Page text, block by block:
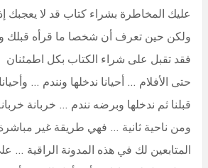
عليك المخاطرة بشراء كتاب قد لا يعجبك
ولكن حين تعرف أن شخصا ما قرأه قبلك
فقد تقبل على شراء الكتاب بكل اطمئنان
حتى الأفلام … أحيانا ندخلها ونندم …
قبلنا ثم ندخلها وبرضه نندم … خربانة
ومن ناحية ثانية … فهي طريقة غير
المتابعين لك في هذه المدونة الراقية …